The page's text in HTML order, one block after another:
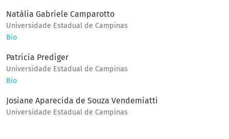
Natália Gabriele Camparotto
Universidade Estadual de Campinas
Bio
Patricia Prediger
Universidade Estadual de Campinas
Bio
Josiane Aparecida de Souza Vendemiatti
Universidade Estadual de Campinas